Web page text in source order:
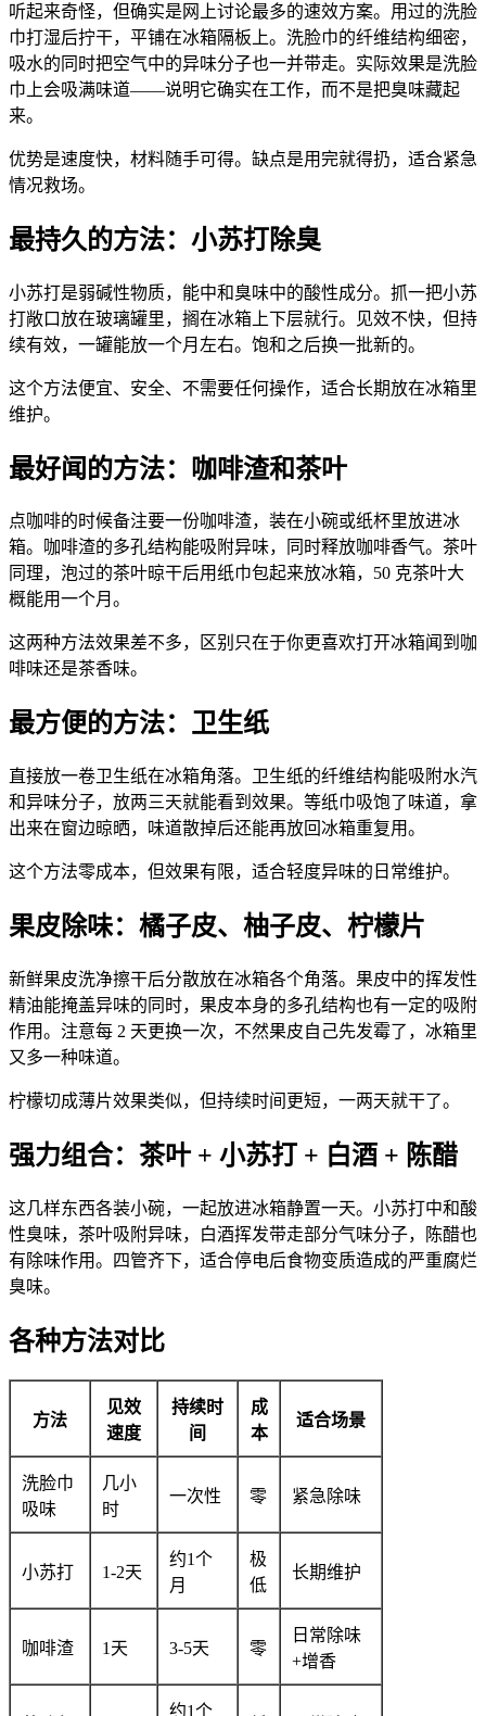
听起来奇怪，但确实是网上讨论最多的速效方案。用过的洗脸
巾打湿后拧干，平铺在冰箱隔板上。洗脸巾的纤维结构细密，
吸水的同时把空气中的异味分子也一并带走。实际效果是洗脸
巾上会吸满味道——说明它确实在工作，而不是把臭味藏起
来。
优势是速度快，材料随手可得。缺点是用完就得扔，适合紧急
情况救场。
最持久的方法：小苏打除臭
小苏打是弱碱性物质，能中和臭味中的酸性成分。抓一把小苏
打敞口放在玻璃罐里，搁在冰箱上下层就行。见效不快，但持
续有效，一罐能放一个月左右。饱和之后换一批新的。
这个方法便宜、安全、不需要任何操作，适合长期放在冰箱里
维护。
最好闻的方法：咖啡渣和茶叶
点咖啡的时候备注要一份咖啡渣，装在小碗或纸杯里放进冰
箱。咖啡渣的多孔结构能吸附异味，同时释放咖啡香气。茶叶
同理，泡过的茶叶晾干后用纸巾包起来放冰箱，50 克茶叶大
概能用一个月。
这两种方法效果差不多，区别只在于你更喜欢打开冰箱闻到咖
啡味还是茶香味。
最方便的方法：卫生纸
直接放一卷卫生纸在冰箱角落。卫生纸的纤维结构能吸附水汽
和异味分子，放两三天就能看到效果。等纸巾吸饱了味道，拿
出来在窗边晾晒，味道散掉后还能再放回冰箱重复用。
这个方法零成本，但效果有限，适合轻度异味的日常维护。
果皮除味：橘子皮、柚子皮、柠檬片
新鲜果皮洗净擦干后分散放在冰箱各个角落。果皮中的挥发性
精油能掩盖异味的同时，果皮本身的多孔结构也有一定的吸附
作用。注意每 2 天更换一次，不然果皮自己先发霉了，冰箱里
又多一种味道。
柠檬切成薄片效果类似，但持续时间更短，一两天就干了。
强力组合：茶叶 + 小苏打 + 白酒 + 陈醋
这几样东西各装小碗，一起放进冰箱静置一天。小苏打中和酸
性臭味，茶叶吸附异味，白酒挥发带走部分气味分子，陈醋也
有除味作用。四管齐下，适合停电后食物变质造成的严重腐烂
臭味。
各种方法对比
方法
见效
速度
持续时
间
成
本
适合场景
洗脸巾
吸味
几小
时
一次性 零 紧急除味
小苏打 1-2天
约1个
月
极
低
长期维护
咖啡渣 1天 3-5天 零
日常除味
+增香
约1个